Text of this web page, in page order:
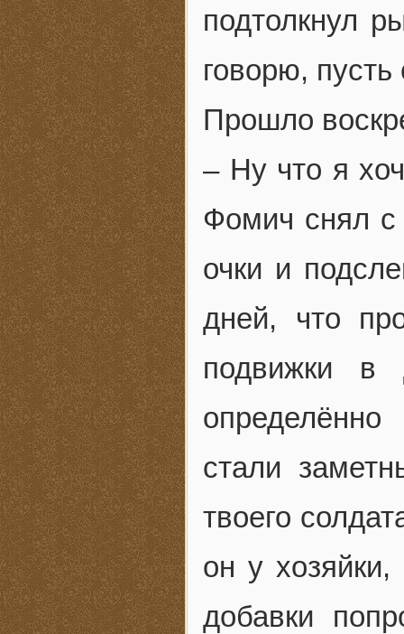
подтолкнул
говорю,
Прошло
– Ну что я
Фомич снял с
очки и
дней, что
подвижки в
стали
твоего
он у
добавки